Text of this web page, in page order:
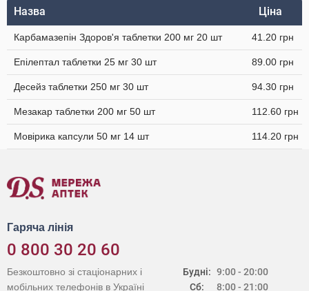
Назва Ціна
Карбамазепін Здоров'я таблетки 200 мг 20 шт 41.20 грн
Епілептал таблетки 25 мг 30 шт 89.00 грн
Десейз таблетки 250 мг 30 шт 94.30 грн
Мезакар таблетки 200 мг 50 шт 112.60 грн
Мовірика капсули 50 мг 14 шт 114.20 грн
Гаряча лінія
0 800 30 20 60
Будні:
Сб:
9:00 - 20:00
8:00 - 21:00
Безкоштовно зі стаціонарних і
мобільних телефонів в Україні